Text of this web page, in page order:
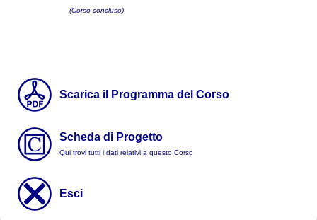
(Corso concluso)
Scarica il Programma del Corso
Scheda di Progetto
Qui trovi tutti i dati relativi a questo Corso
Esci